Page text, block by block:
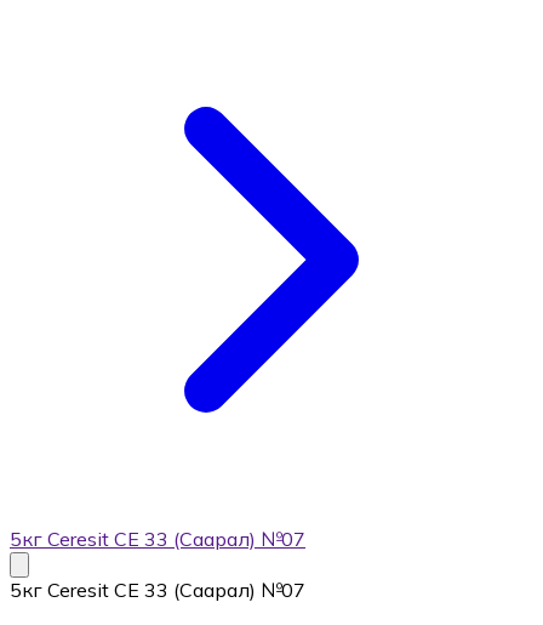
5кг Ceresit CE 33 (Саарал) №07
5кг Ceresit CE 33 (Саарал) №07